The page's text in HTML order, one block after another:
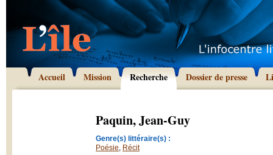
Accueil Mission Recherche Dossier de presse
Paquin, Jean-Guy
Genre(s) littéraire(s) :
Poésie, Récit